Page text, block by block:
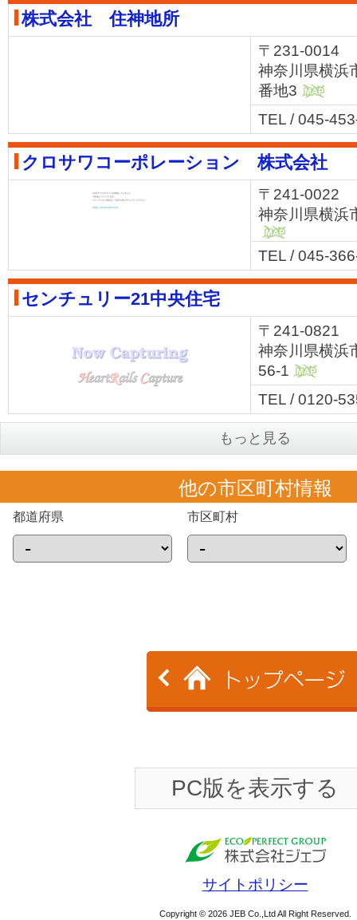
株式会社 住神地所
〒231-0014
神奈川県横浜
番地3
MAP
TEL / 045-
クロサワコーポレーション 株式会社
〒241-0022
神奈川県横浜
MAP
TEL / 045-
センチュリー21中央住宅
〒241-0821
神奈川県横浜
56-1
MAP
TEL / 0120-
もっと見る
他の市区町村情報
都道府県 市区町村
PC版を表示する
サイトポリシー
Copyright © 2026 JEB Co.,Ltd All Right Reserved.